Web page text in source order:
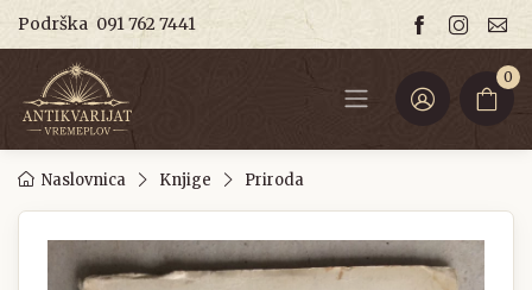
Podrška 091 762 7441
0
Naslovnica Knjige Priroda